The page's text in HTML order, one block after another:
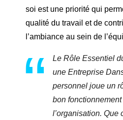
soi est une priorité qui
qualité du travail et de
l’ambiance au sein de
Le Rôle Essentiel
une Entreprise
personnel joue un
bon
l’organisation. Que